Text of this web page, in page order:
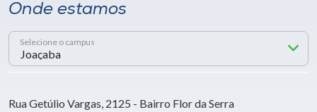
Onde estamos
Selecione o campus
Rua Getúlio Vargas, 2125 - Bairro Flor da Serra